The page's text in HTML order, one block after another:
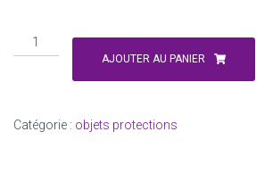
quantité
de
arbre
AJOUTER AU PANIER
Catégorie : objets protections